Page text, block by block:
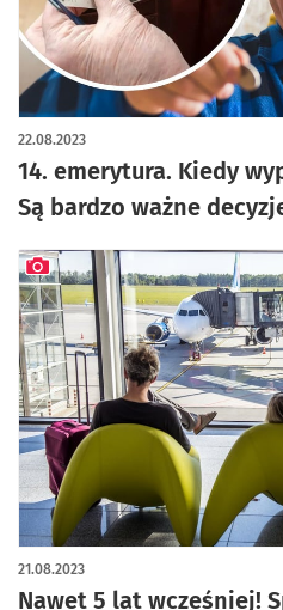
14. emerytura. Kiedy
Są bardzo ważne
22.08.2023
artykuł z galerią zdjęć
Nawet 5 lat wcześniej!
21.08.2023
artykuł z galerią zdjęć